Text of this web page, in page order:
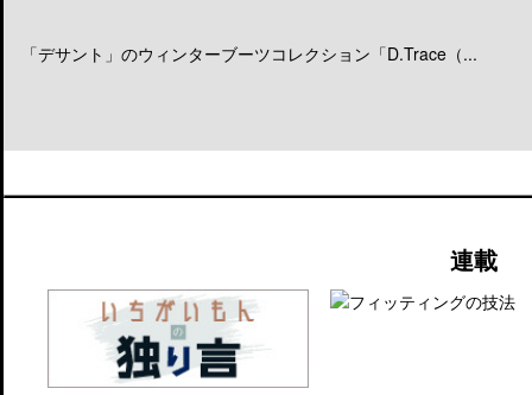
「デサント」のウィンターブーツコレクション「D.Trace（...
連載